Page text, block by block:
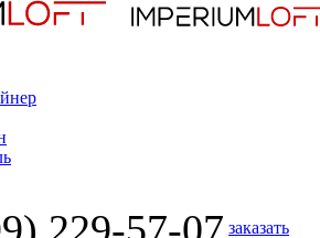
229-57-07 заказать